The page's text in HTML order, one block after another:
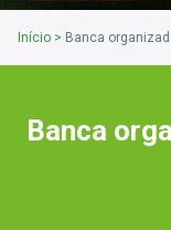
Início > Banca
Banca